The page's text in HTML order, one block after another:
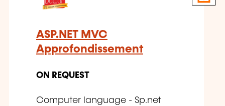
ASP.NET MVC
Approfondissement
ON REQUEST
Computer language - Sp.net